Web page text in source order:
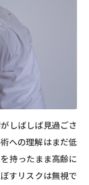
しばしば見過ごさ
への理解はまだ低
持ったまま高齢に
すリスクは無視で